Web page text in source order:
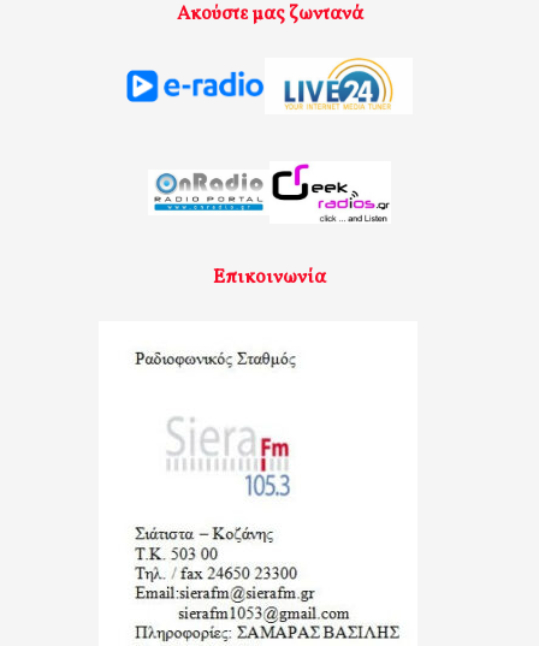
Ακούστε μας ζωντανά
Επικοινωνία